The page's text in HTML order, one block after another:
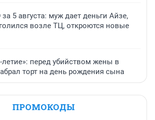
5 августа: муж дает деньги Айзе,
возле ТЦ, откроются новые
летие»: перед убийством жены в
торт на день рождения сына
ПРОМОКОДЫ